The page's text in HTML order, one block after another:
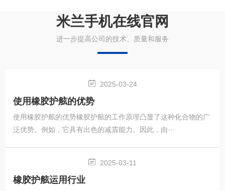
米兰手机在线官网
进一步提高公司的技术、质量和服务
2025-03-24
使用橡胶护舷的优势
使用橡胶护舷的优势橡胶护舷的工作原理凸显了这种化合物的广
泛优势。例如，它具有出色的减震能力。因此，由···
2025-03-11
橡胶护舷运用行业